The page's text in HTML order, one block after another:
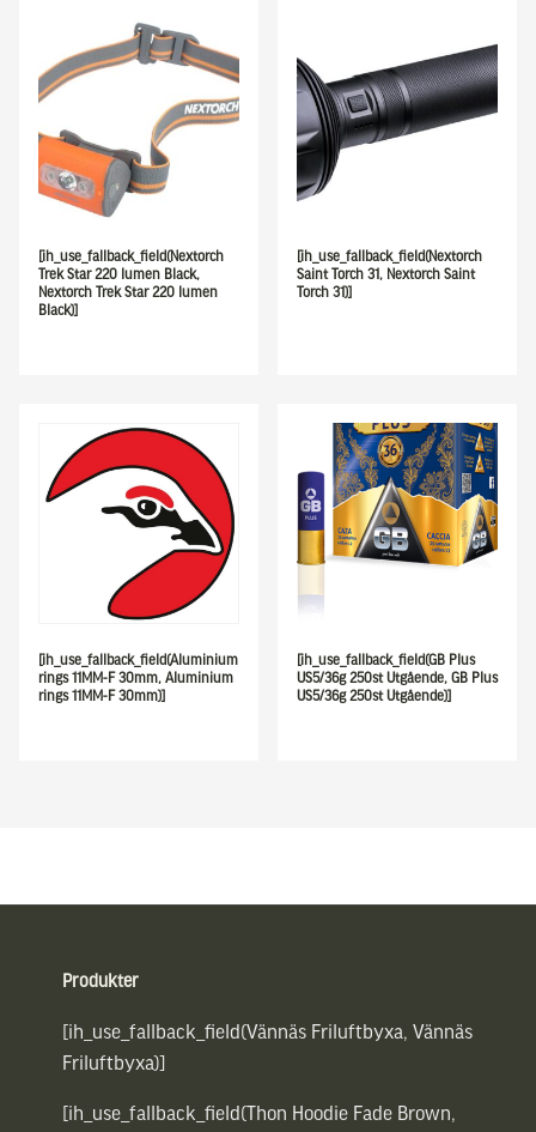
[ih_use_fallback_field(Nextorch
Trek Star 220 lumen Black,
Nextorch Trek Star 220 lumen
Black)]
[ih_use_fallback_field(Nextorch
Saint Torch 31, Nextorch Saint
Torch 31)]
[ih_use_fallback_field(Aluminium
rings 11MM-F 30mm, Aluminium
rings 11MM-F 30mm)]
[ih_use_fallback_field(GB Plus
US5/36g 250st Utgående, GB Plus
US5/36g 250st Utgående)]
Produkter
[ih_use_fallback_field(Vännäs Friluftbyxa, Vännäs
Friluftbyxa)]
[ih_use_fallback_field(Thon Hoodie Fade Brown,